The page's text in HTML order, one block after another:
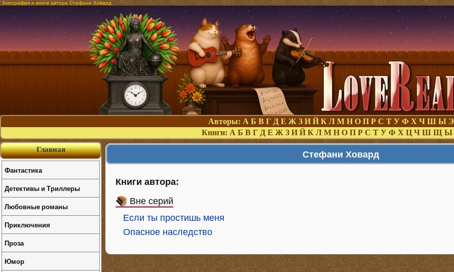
Биография и книги автора Стефани Ховард
Авторы: А Б В Г Д Е Ж З И Й К Л М Н О П Р С Т У Ф Х Ч Ш Ы Э
Книги: А Б В Г Д Е Ж З И Й К Л М Н О П Р С Т У Ф Х Ц Ч Ш Щ Ы
Стефани Ховард
Книги автора:
Вне серий
Если ты простишь меня
Опасное наследство
Главная
Фантастика
Детективы и Триллеры
Любовные романы
Приключения
Проза
Юмор